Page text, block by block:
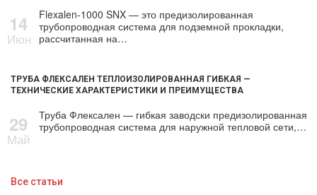
14
Июн
Flexalen-1000 SNX — это предизолированная
трубопроводная система для подземной прокладки,
рассчитанная на…
ТРУБА ФЛЕКСАЛЕН ТЕПЛОИЗОЛИРОВАННАЯ ГИБКАЯ —
ТЕХНИЧЕСКИЕ ХАРАКТЕРИСТИКИ И ПРЕИМУЩЕСТВА
29
Май
Труба Флексален — гибкая заводски предизолированная
трубопроводная система для наружной тепловой сети,…
Все статьи